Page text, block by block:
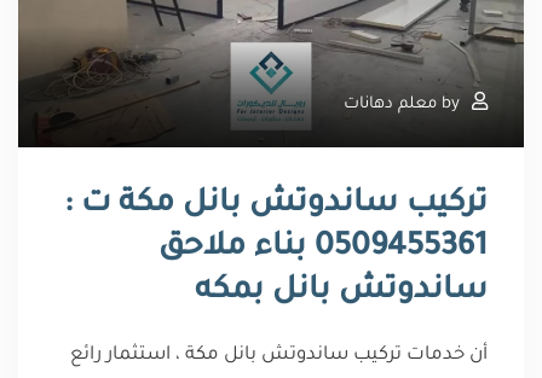
by معلم دهانات
تركيب ساندوتش بانل مكة ت :
0509455361 بناء ملاحق
ساندوتش بانل بمكه
أن خدمات تركيب ساندوتش بانل مكة ، استثمار رائع